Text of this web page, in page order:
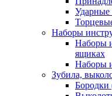
Ударные
Наборы
Наборы
ящиках
Наборы
Зубила,
Бородки